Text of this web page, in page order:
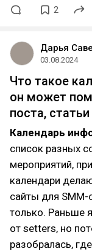
2
Дарья
03.08.2024
Что такое
он может
поста,
Календарь
список разных
мероприятий,
календари
сайты для SMM-
только. Раньше
от setters, но
разобралась,